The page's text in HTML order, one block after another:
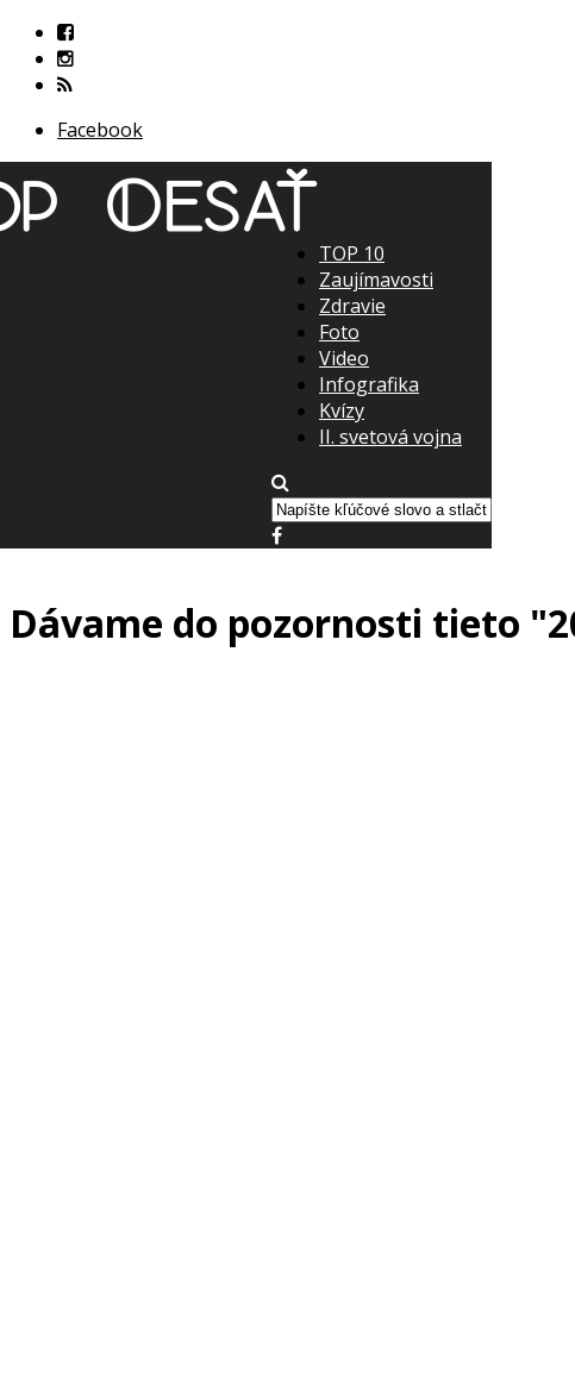
Facebook
TOP 10
Zaujímavosti
Zdravie
Foto
Video
Infografika
Kvízy
II. svetová vojna
Dávame do pozornosti tieto